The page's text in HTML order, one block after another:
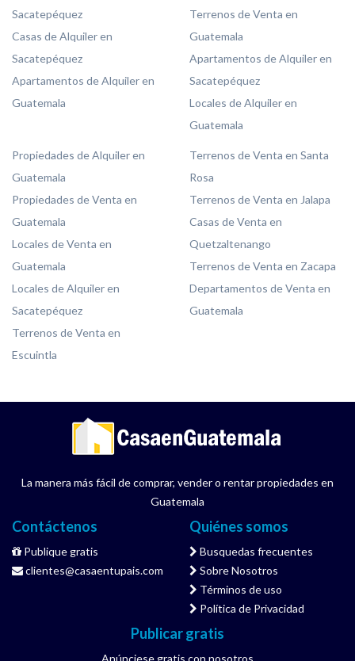
Sacatepéquez
Casas de Alquiler en
Sacatepéquez
Apartamentos de Alquiler en
Guatemala
Terrenos de Venta en
Guatemala
Apartamentos de Alquiler en
Sacatepéquez
Locales de Alquiler en
Guatemala
Propiedades de Alquiler en
Guatemala
Propiedades de Venta en
Guatemala
Locales de Venta en
Guatemala
Locales de Alquiler en
Sacatepéquez
Terrenos de Venta en
Escuintla
Terrenos de Venta en Santa
Rosa
Terrenos de Venta en Jalapa
Casas de Venta en
Quetzaltenango
Terrenos de Venta en Zacapa
Departamentos de Venta en
Guatemala
La manera más fácil de comprar, vender o rentar propiedades en
Guatemala
Contáctenos
Publique gratis
clientes@casaentupais.com
Quiénes somos
Busquedas frecuentes
Sobre Nosotros
Términos de uso
Política de Privacidad
Publicar gratis